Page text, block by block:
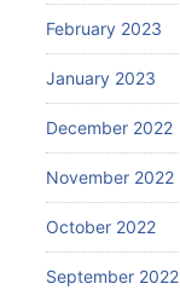
February 2023
January 2023
December 2022
November 2022
October 2022
September 2022